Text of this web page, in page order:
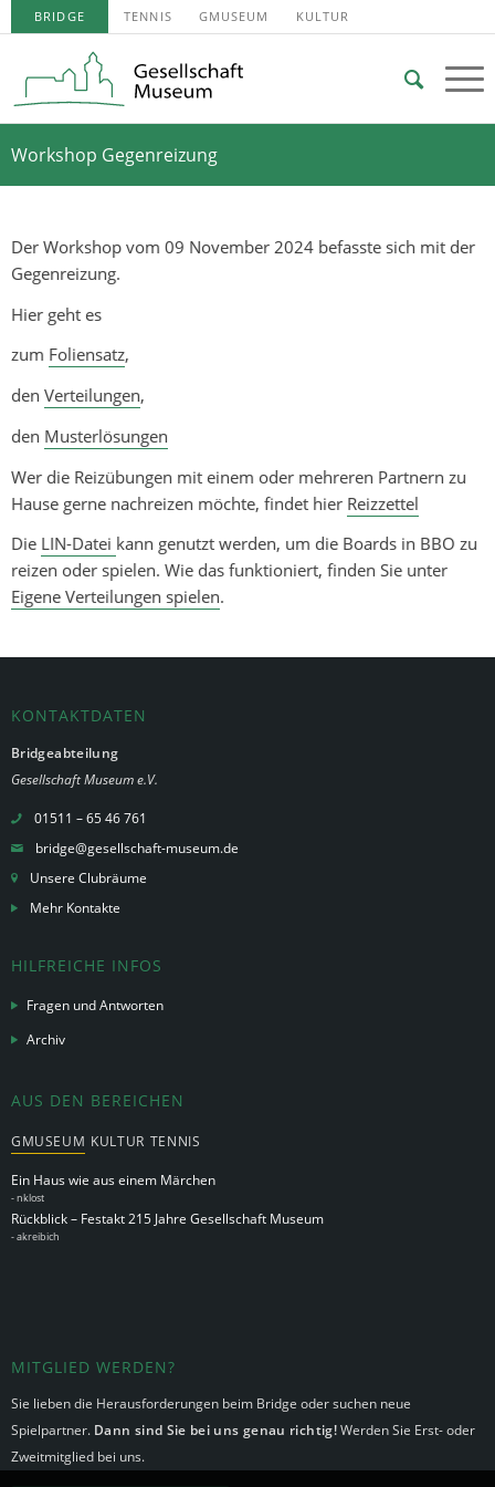
BRIDGE TENNIS GMUSEUM KULTUR
Workshop Gegenreizung
Der Workshop vom 09 November 2024 befasste sich mit der
Gegenreizung.
Hier geht es
zum Foliensatz,
den Verteilungen,
den Musterlösungen
Wer die Reizübungen mit einem oder mehreren Partnern zu
Hause gerne nachreizen möchte, findet hier Reizzettel
Die LIN-Datei kann genutzt werden, um die Boards in BBO zu
reizen oder spielen. Wie das funktioniert, finden Sie unter
Eigene Verteilungen spielen.
KONTAKTDATEN
Bridgeabteilung
Gesellschaft Museum e.V.
01511 – 65 46 761
bridge@gesellschaft-museum.de
Unsere Clubräume
Mehr Kontakte
HILFREICHE INFOS
Fragen und Antworten
Archiv
AUS DEN BEREICHEN
GMUSEUM KULTUR TENNIS
Ein Haus wie aus einem Märchen
-nklost
Rückblick – Festakt 215 Jahre Gesellschaft Museum
-akreibich
MITGLIED WERDEN?
Sie lieben die Herausforderungen beim Bridge oder suchen neue
Spielpartner. Dann sind Sie bei uns genau richtig!Werden Sie Erst- oder
Zweitmitglied bei uns.